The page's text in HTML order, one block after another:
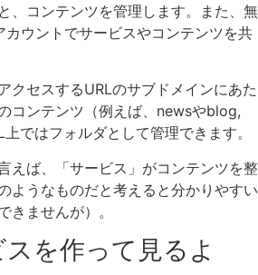
、コンテンツを管理します。また、無
ウントでサービスやコンテンツを共
クセスするURLのサブドメインにあた
コンテンツ（例えば、newsやblog,
ではフォルダとして管理できます。
えば、「サービス」がコンテンツを整
ようなものだと考えると分かりやすい
きませんが）。
を作って見るよ